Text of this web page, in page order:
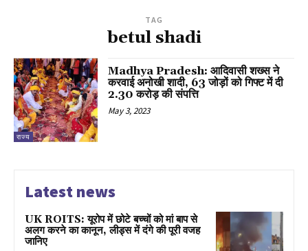
TAG
betul shadi
राज्य
Madhya Pradesh: आदिवासी शख्स ने
करवाई अनोखी शादी, 63 जोड़ों को गिफ्ट में दी
2.30 करोड़ की संपत्ति
May 3, 2023
Latest news
UK ROITS: यूरोप में छोटे बच्चों को मां बाप से
अलग करने का कानून, लीड्स में दंगे की पूरी वजह
जानिए